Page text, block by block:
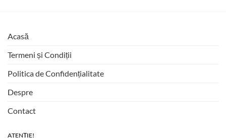
Acasă
Termeni și Condiții
Politica de Confidențialitate
Despre
Contact
ATENȚIE!